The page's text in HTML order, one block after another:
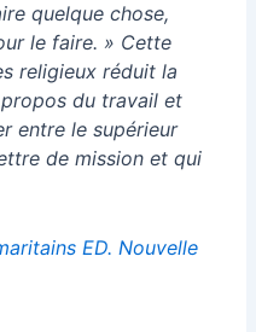
quelque chose,
le faire. » Cette
religieux réduit la
du travail et
entre le supérieur
de mission et qui
ED. Nouvelle